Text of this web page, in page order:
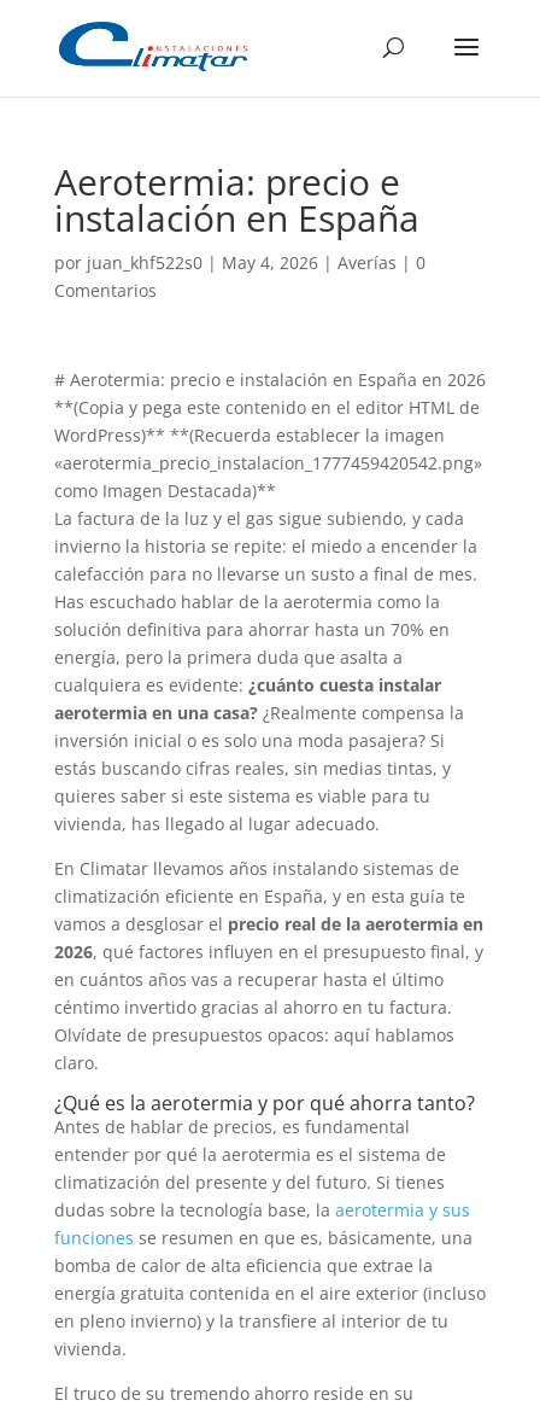
Aerotermia: precio e
instalación en España
por juan_khf522s0| May 4, 2026| Averías | 0
Comentarios
# Aerotermia: precio e instalación en España en 2026
**(Copia y pega este contenido en el editor HTML de
WordPress)** **(Recuerda establecer la imagen
«aerotermia_precio_instalacion_1777459420542.png»
como Imagen Destacada)**
La factura de la luz y el gas sigue subiendo, y cada
invierno la historia se repite: el miedo a encender la
calefacción para no llevarse un susto a final de mes.
Has escuchado hablar de la aerotermia como la
solución definitiva para ahorrar hasta un 70% en
energía, pero la primera duda que asalta a
cualquiera es evidente: ¿cuánto cuesta instalar
aerotermia en una casa?¿Realmente compensa la
inversión inicial o es solo una moda pasajera? Si
estás buscando cifras reales, sin medias tintas, y
quieres saber si este sistema es viable para tu
vivienda, has llegado al lugar adecuado.
En Climatar llevamos años instalando sistemas de
climatización eficiente en España, y en esta guía te
vamos a desglosar el precio real de la aerotermia en
2026, qué factores influyen en el presupuesto final, y
en cuántos años vas a recuperar hasta el último
céntimo invertido gracias al ahorro en tu factura.
Olvídate de presupuestos opacos: aquí hablamos
claro.
¿Qué es la aerotermia y por qué ahorra tanto?
Antes de hablar de precios, es fundamental
entender por qué la aerotermia es el sistema de
climatización del presente y del futuro. Si tienes
dudas sobre la tecnología base, la aerotermia y sus
funciones se resumen en que es, básicamente, una
bomba de calor de alta eficiencia que extrae la
energía gratuita contenida en el aire exterior (incluso
en pleno invierno) y la transfiere al interior de tu
vivienda.
El truco de su tremendo ahorro reside en su